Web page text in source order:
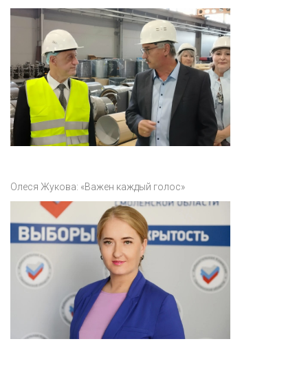
Олеся Жукова: «Важен каждый голос»